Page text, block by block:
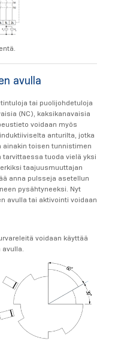
avulla
tai puolijohdetuloja
(NC), kaksikanavaisia
voidaan myös
anturilta, jotka
toisen tunnistimen
tarvittaessa tuoda vielä yksi
taajuusmuuttajan
anna pulsseja asetellun
pysähtyneeksi. Nyt
avulla tai aktivointi voidaan
voidaan käyttää